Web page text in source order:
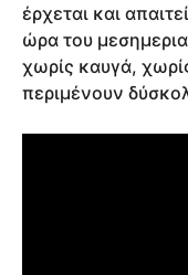
έρχεται και
ώρα του
χωρίς καυγά,
περιμένουν